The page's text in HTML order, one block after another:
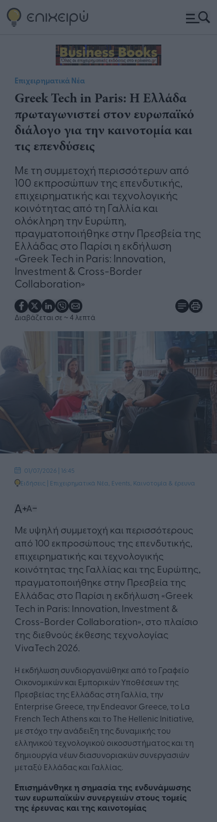
Επιχειρηματικά Νέα
Greek Tech in Paris: Η Ελλάδα
πρωταγωνιστεί στον ευρωπαϊκό
διάλογο για την καινοτομία και
τις επενδύσεις
Με τη συμμετοχή περισσότερων από
100 εκπροσώπων της επενδυτικής,
επιχειρηματικής και τεχνολογικής
κοινότητας από τη Γαλλία και
ολόκληρη την Ευρώπη,
πραγματοποιήθηκε στην Πρεσβεία της
Ελλάδας στο Παρίσι η εκδήλωση
«Greek Tech in Paris: Innovation,
Investment & Cross-Border
Collaboration»
Διαβάζεται σε ~ 4 λεπτά
01/07/2026 | 16:45
Ειδήσεις | Επιχειρηματικά Νέα Events Καινοτομία & έρευνα
Με υψηλή συμμετοχή και περισσότερους
από 100 εκπροσώπους της επενδυτικής,
επιχειρηματικής και τεχνολογικής
κοινότητας της Γαλλίας και της Ευρώπης,
πραγματοποιήθηκε στην Πρεσβεία της
Ελλάδας στο Παρίσι η εκδήλωση «Greek
Tech in Paris: Innovation, Investment &
Cross-Border Collaboration», στο πλαίσιο
της διεθνούς έκθεσης τεχνολογίας
VivaTech 2026.
Η εκδήλωση συνδιοργανώθηκε από το Γραφείο
Οικονομικών και Εμπορικών Υποθέσεων της
Πρεσβείας της Ελλάδας στη Γαλλία, την
Enterprise Greece, την Endeavor Greece, το La
French Tech Athens και το The Hellenic Initiative,
με στόχο την ανάδειξη της δυναμικής του
ελληνικού τεχνολογικού οικοσυστήματος και τη
δημιουργία νέων διασυνοριακών συνεργασιών
μεταξύ Ελλάδας και Γαλλίας.
Επισημάνθηκε η σημασία της ενδυνάμωσης
των ευρωπαϊκών συνεργειών στους τομείς
της έρευνας και της καινοτομίας